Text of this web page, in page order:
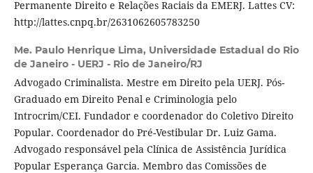
Permanente Direito e Relações Raciais da EMERJ. Lattes CV:
http://lattes.cnpq.br/2631062605783250
Me. Paulo Henrique Lima, Universidade Estadual do Rio
de Janeiro - UERJ - Rio de Janeiro/RJ
Advogado Criminalista. Mestre em Direito pela UERJ. Pós-
Graduado em Direito Penal e Criminologia pelo
Introcrim/CEI. Fundador e coordenador do Coletivo Direito
Popular. Coordenador do Pré-Vestibular Dr. Luiz Gama.
Advogado responsável pela Clínica de Assistência Jurídica
Popular Esperança Garcia. Membro das Comissões de